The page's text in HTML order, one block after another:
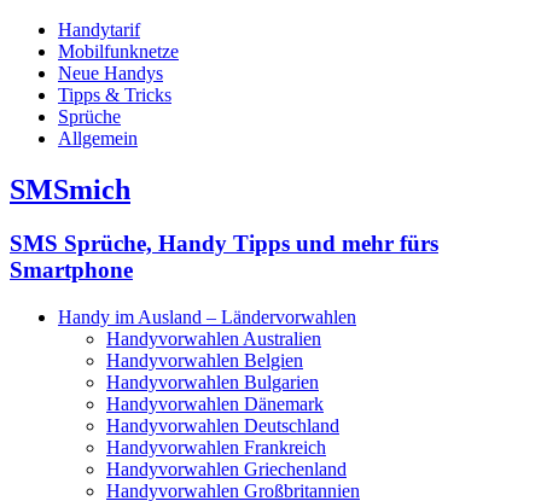
Handytarif
Mobilfunknetze
Neue Handys
Tipps & Tricks
Sprüche
Allgemein
SMSmich
SMS Sprüche, Handy Tipps und mehr fürs
Smartphone
Handy im Ausland – Ländervorwahlen
Handyvorwahlen Australien
Handyvorwahlen Belgien
Handyvorwahlen Bulgarien
Handyvorwahlen Dänemark
Handyvorwahlen Deutschland
Handyvorwahlen Frankreich
Handyvorwahlen Griechenland
Handyvorwahlen Großbritannien